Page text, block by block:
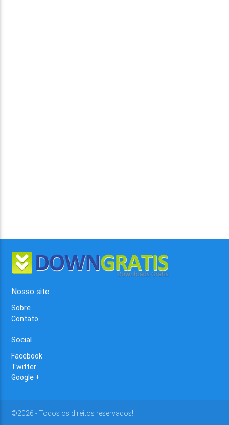
Nosso site
Sobre
Contato
Social
Facebook
Twitter
Google +
©2026 - Todos os direitos reservados!